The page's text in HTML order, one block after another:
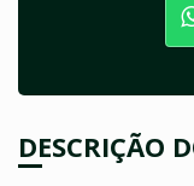
DESCRIÇÃO